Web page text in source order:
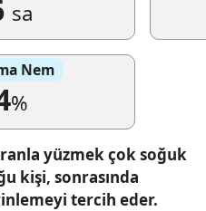
sa
Nem
%
yüzmek çok soğuk
kişi, sonrasında
tercih eder.